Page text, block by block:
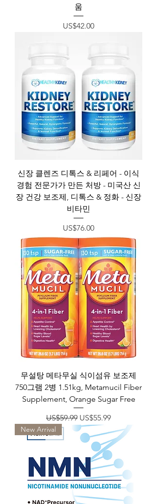
움
가격
US$42.00
신장 클렌즈 디톡스 & 리페어 - 이식
경험 전문가가 만든 처방 - 미국산 신
장 건강 보조제, 디톡스 & 정화 - 신장
비타민
가격
US$76.00
무설탕 메타무실 식이섬유 보조제
750그램 2병 1.51kg, Metamucil Fiber
Supplement, Orange Sugar Free
일반가
US$59.99 할인가
US$55.99
New Arrival